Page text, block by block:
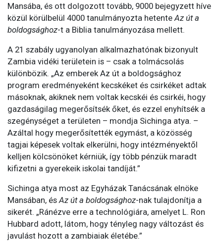
Mansába, és ott dolgozott tovább, 9000 bejegyzett híve
közül körülbelül 4000 tanulmányozta hetenteAz út a
boldogsághoz-t a Biblia tanulmányozása mellett.
A 21 szabály ugyanolyan alkalmazhatónak bizonyult
Zambia vidéki területein is – csak a tolmácsolás
különbözik. „Az emberek Az út a boldogsághoz
program eredményeként kecskéket és csirkéket adtak
másoknak, akiknek nem voltak kecskéi és csirkéi, hogy
gazdaságilag megerősítsék őket, és ezzel enyhítsék a
szegénységet a területen – mondja Sichinga atya. –
Azáltal hogy megerősítették egymást, a közösség
tagjai képesek voltak elkerülni, hogy intézményektől
kelljen kölcsönöket kérniük, így több pénzük maradt
kifizetni a gyerekeik iskolai tandíját.”
Sichinga atya most az Egyházak Tanácsának elnöke
Mansában, ésAz út a boldogsághoz-nak tulajdonítja a
sikerét. „Ránézve erre a technológiára, amelyet L. Ron
Hubbard adott, látom, hogy tényleg nagy változást és
javulást hozott a zambiaiak életébe.”